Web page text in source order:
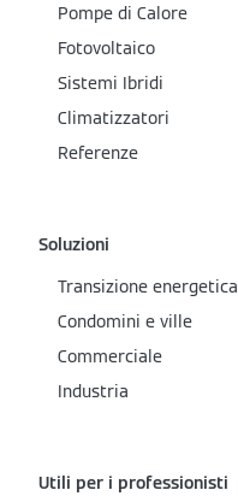
Pompe di Calore
Fotovoltaico
Sistemi Ibridi
Climatizzatori
Referenze
Soluzioni
Transizione energetica
Condomini e ville
Commerciale
Industria
Utili per i professionisti